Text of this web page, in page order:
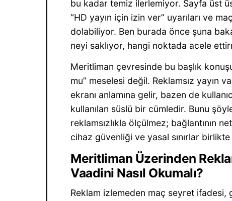
bu kadar temiz ilerlemiyor. Sayfa üst
“HD yayın için izin ver” uyarıları ve
dolabiliyor. Ben burada önce şuna
neyi saklıyor, hangi noktada acele
Meritliman çevresinde bu başlık
mu” meselesi değil. Reklamsız yayın
ekranı anlamına gelir, bazen de
kullanılan süslü bir cümledir. Bunu
reklamsızlıkla ölçülmez; bağlantının
cihaz güvenliği ve yasal sınırlar
Meritliman Üzerinden
Vaadini Nasıl Okumalı?
Reklam izlemeden maç seyret ifadesi,